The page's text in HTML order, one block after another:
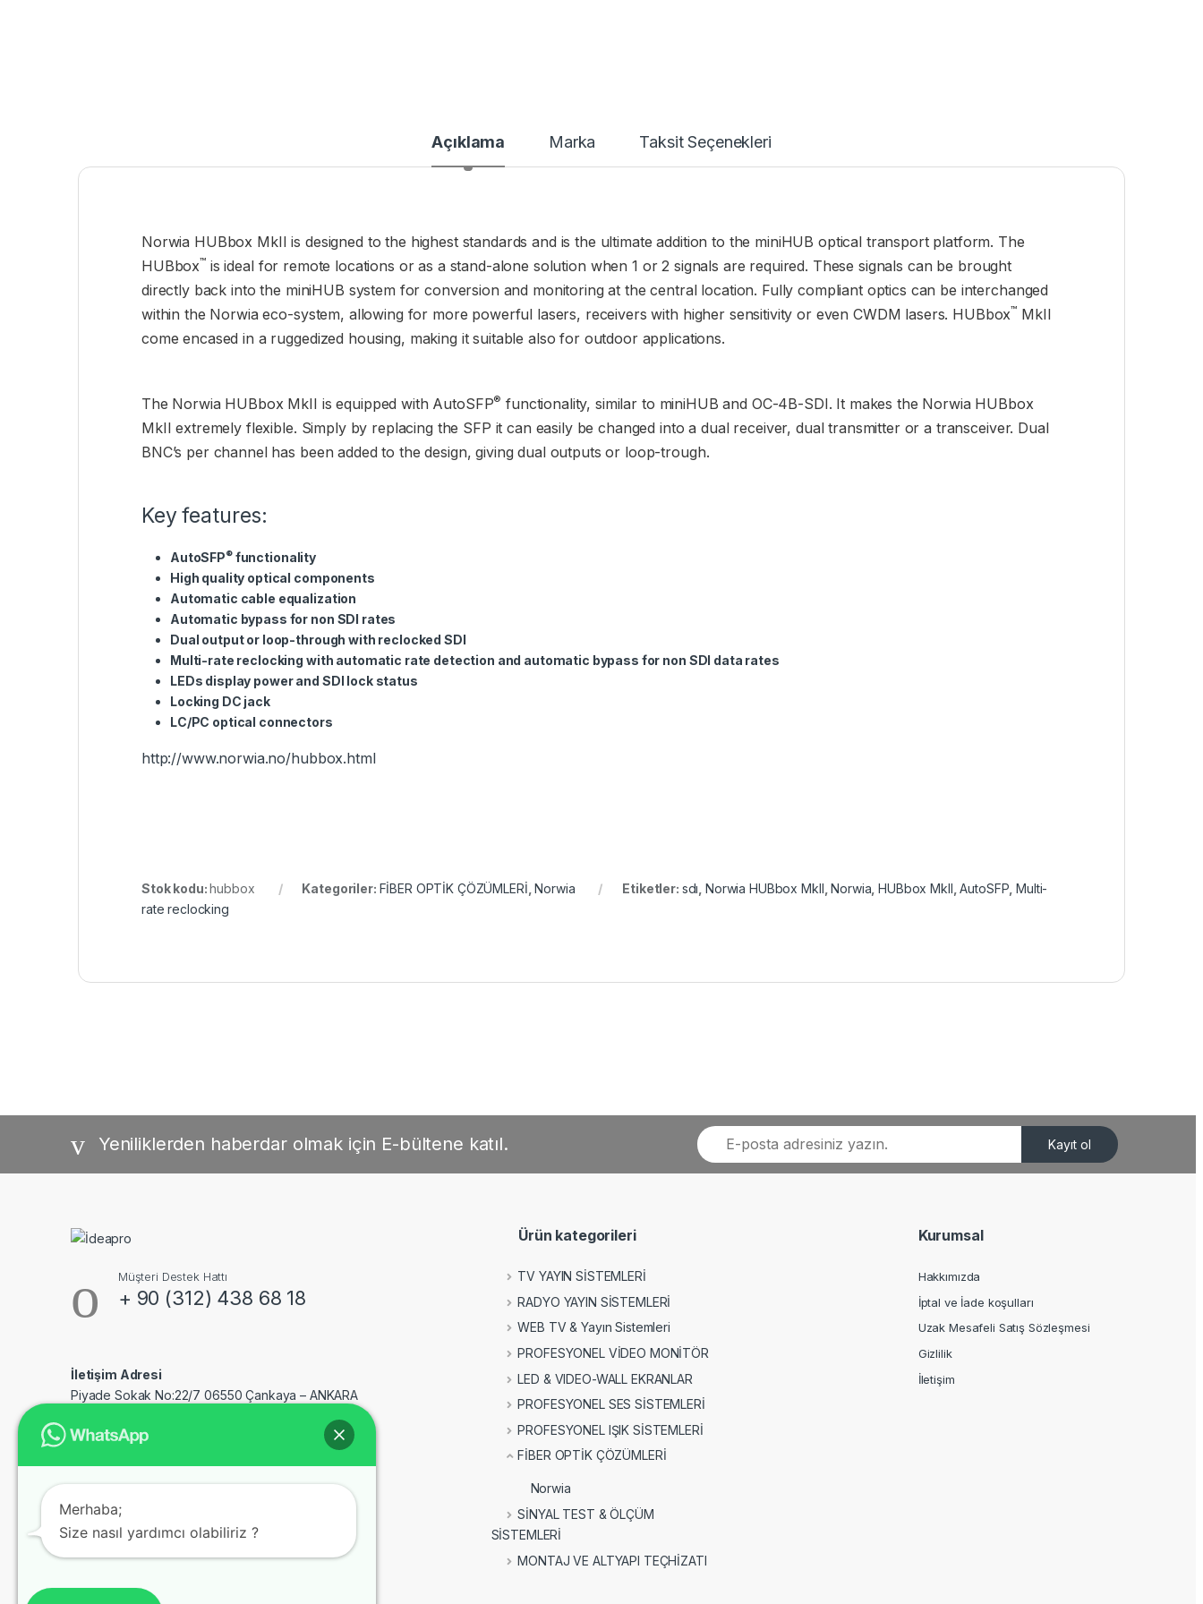
Açıklama Marka Taksit Seçenekleri
Norwia HUBbox MkII is designed to the highest standards and is the ultimate addition to the miniHUB optical transport platform. The
HUBbox™ is ideal for remote locations or as a stand-alone solution when 1 or 2 signals are required. These signals can be brought
directly back into the miniHUB system for conversion and monitoring at the central location. Fully compliant optics can be interchanged
within the Norwia eco-system, allowing for more powerful lasers, receivers with higher sensitivity or even CWDM lasers. HUBbox™ MkII
come encased in a ruggedized housing, making it suitable also for outdoor applications.
The Norwia HUBbox MkII is equipped with AutoSFP® functionality, similar to miniHUB and OC-4B-SDI. It makes the Norwia HUBbox
MkII extremely flexible. Simply by replacing the SFP it can easily be changed into a dual receiver, dual transmitter or a transceiver. Dual
BNC’s per channel has been added to the design, giving dual outputs or loop-trough.
Key features:
AutoSFP®functionality
High quality optical components
Automatic cable equalization
Automatic bypass for non SDI rates
Dual output or loop-through with reclocked SDI
Multi-rate reclocking with automatic rate detection and automatic bypass for non SDI data rates
LEDs display power and SDI lock status
Locking DC jack
LC/PC optical connectors
http://www.norwia.no/hubbox.html
Stok kodu:hubbox Kategoriler: FİBER OPTİK ÇÖZÜMLERİ ,Norwia Etiketler: sdı ,Norwia HUBbox MkII ,Norwia ,HUBbox MkII ,AutoSFP ,Multi-
rate reclocking
Yeniliklerden haberdar olmak için E-bültene katıl. Kayıt ol
Müşteri Destek Hattı
+ 90 (312) 438 68 18
İletişim Adresi
Piyade Sokak No:22/7 06550 Çankaya – ANKARA
Ürün kategorileri
TV YAYIN SİSTEMLERİ
RADYO YAYIN SİSTEMLERİ
WEB TV & Yayın Sistemleri
PROFESYONEL VİDEO MONİTÖR
LED & VIDEO-WALL EKRANLAR
PROFESYONEL SES SİSTEMLERİ
PROFESYONEL IŞIK SİSTEMLERİ
FİBER OPTİK ÇÖZÜMLERİ
Norwia
SİNYAL TEST & ÖLÇÜM
SİSTEMLERİ
MONTAJ VE ALTYAPI TEÇHİZATI
Kurumsal
Hakkımızda
İptal ve İade koşulları
Uzak Mesafeli Satış Sözleşmesi
Gizlilik
İletişim
Merhaba;
Size nasıl yardımcı olabiliriz ?